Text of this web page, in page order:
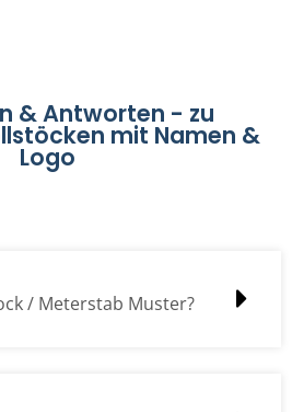
& Antworten - zu
mit Namen &
Logo
/ Meterstab Muster?